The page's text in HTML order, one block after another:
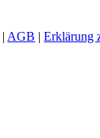
| AGB |Erklärung